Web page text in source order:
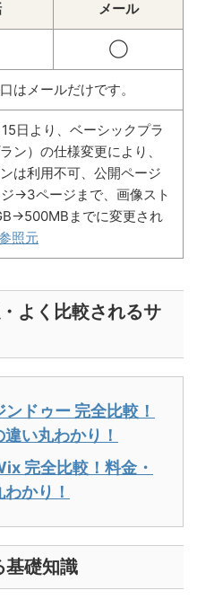
メール
◯
はメールだけです。
日より、ベーシックプラ
ン）の仕様変更により、
は利用不可、公開ページ
→3ページまで、画像スト
までに変更され
照元
よく比較されるサ
ドゥー 完全比較！
い丸わかり！
完全比較！料金・
かり！
基礎知識